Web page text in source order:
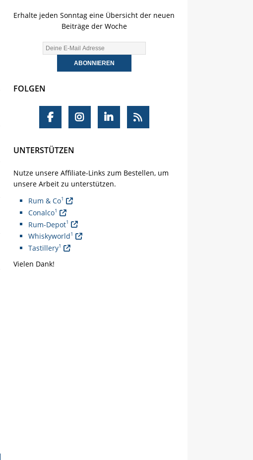
Erhalte jeden Sonntag eine Übersicht der neuen
Beiträge der Woche
FOLGEN
UNTERSTÜTZEN
Nutze unsere Affiliate-Links zum Bestellen, um
unsere Arbeit zu unterstützen.
Rum & Co1
Conalco1
Rum-Depot1
Whiskyworld1
Tastillery1
Vielen Dank!